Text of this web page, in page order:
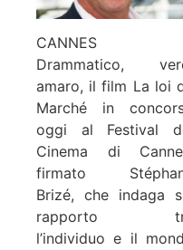
CANNES
Drammatico,
amaro, il film La loi
Marché in
oggi al Festival
Cinema di
firmato
Brizé, che indaga
rapporto
l’individuo e il